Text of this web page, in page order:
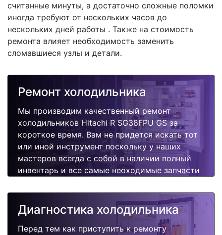
считанные минуты, а достаточно сложные поломки
иногда требуют от нескольких часов до
нескольких дней работы . Также на стоимость
ремонта влияет необходимость заменить
сломавшиеся узлы и детали.
Ремонт холодильника
Мы производим качественный ремонт
холодильников Hitachi R SG38FPU GS за
короткое время. Вам не придется искать тот
или иной инструмент поскольку у наших
мастеров всегда с собой в наличии полный
инвентарь и все самые неоходимые запчасти
быстро, качественно и недорого.
Диагностика холодильника
Перед тем как приступить к ремонту